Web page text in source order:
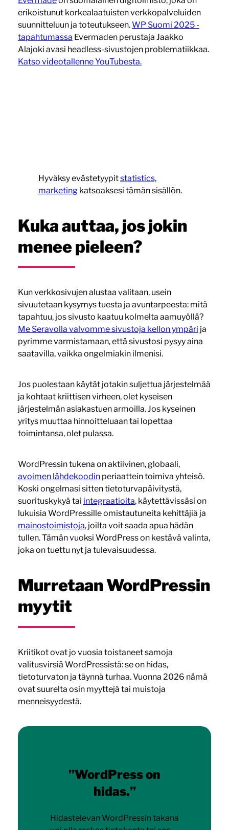
erikoistunut korkealaatuisten verkkopalveluiden
suunnitteluun ja toteutukseen.WP Suomi 2025 -
tapahtumassa Evermaden perustaja Jaakko
Alajoki avasi headless-sivustojen problematiikkaa.
Katso videotallenne YouTubesta.
Hyväksy evästetyypitstatistics,
marketingkatsoaksesi tämän sisällön.
Kuka auttaa, jos jokin
menee pieleen?
Kun verkkosivujen alustaa valitaan, usein
sivuutetaan kysymys tuesta ja avuntarpeesta: mitä
tapahtuu, jos sivusto kaatuu kolmelta aamuyöllä?
Me Seravolla valvomme sivustoja kellon ympäri ja
pyrimme varmistamaan, että sivustosi pysyy aina
saatavilla, vaikka ongelmiakin ilmenisi.
Jos puolestaan käytät jotakin suljettua järjestelmää
ja kohtaat kriittisen virheen, olet kyseisen
järjestelmän asiakastuen armoilla. Jos kyseinen
yritys muuttaa hinnoitteluaan tai lopettaa
toimintansa, olet pulassa.
WordPressin tukena on aktiivinen, globaali,
avoimen lähdekoodinperiaattein toimiva yhteisö.
Koski ongelmasi sitten tietoturvapäivitystä,
suorituskykyä tai integraatioita, käytettävissäsi on
lukuisia WordPressille omistautuneita kehittäjiä ja
mainostoimistoja, joilta voit saada apua hädän
tullen. Tämän vuoksi WordPress on kestävä valinta,
joka on tuettu nyt ja tulevaisuudessa.
Murretaan WordPressin
myytit
Kriitikot ovat jo vuosia toistaneet samoja
valitusvirsiä WordPressistä: se on hidas,
tietoturvaton ja täynnä turhaa. Vuonna 2026 nämä
ovat suurelta osin myyttejä tai muistoja
menneisyydestä.
”WordPress on
hidas.”
Hidastelevan WordPressin takana